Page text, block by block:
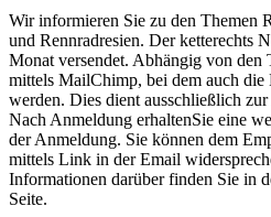
Wir informieren Sie zu den Themen
und Rennradresien. Der ketterechts
Monat versendet. Abhängig von den
mittels MailChimp, bei dem auch die
werden. Dies dient ausschließlich
Nach Anmeldung erhaltenSie eine
der Anmeldung. Sie können dem
mittels Link in der Email
Informationen darüber finden Sie in
Seite.